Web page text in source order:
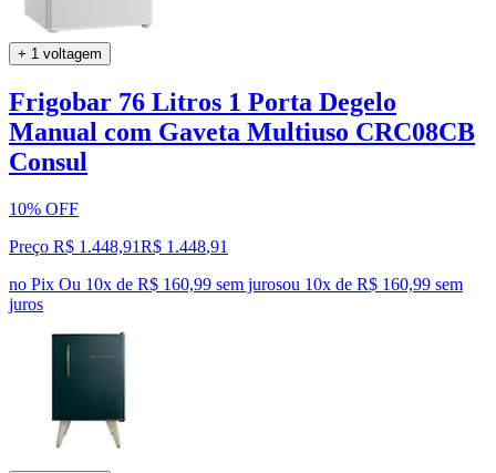
+ 1 voltagem
Frigobar 76 Litros 1 Porta Degelo
Manual com Gaveta Multiuso CRC08CB
Consul
10% OFF
Preço R$ 1.448,91R$ 1.448,91
no Pix Ou 10x de R$ 160,99 sem jurosou 10x de R$ 160,99 sem
juros